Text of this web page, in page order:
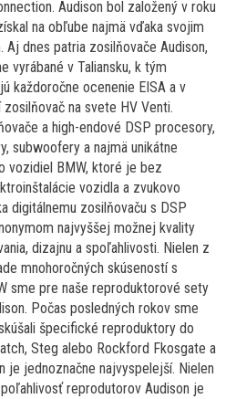
Audison bol založený v roku
na obľube najmä vďaka svojim
Aj dnes patria zosilňovače Audison,
vyrábané v Taliansku, k tým
každoročne ocenenie EISA a v
na svete HV Venti.
a high-endové DSP procesory,
subwoofery a najmä unikátne
vozidiel BMW, ktoré je bez
vozidla a zvukovo
digitálnemu zosilňovaču s DSP
najvyššej možnej kvality
dizajnu a spoľahlivosti. Nielen z
mnohoročných skúseností s
sme pre naše reproduktorové sety
Počas posledných rokov sme
špecifické reproduktory do
Steg alebo Rockford Fkosgate a
je jednoznačne najvyspelejší. Nielen
reprodutorov Audison je